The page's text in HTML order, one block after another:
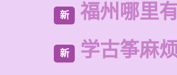
新 福州哪里
新 学古筝麻